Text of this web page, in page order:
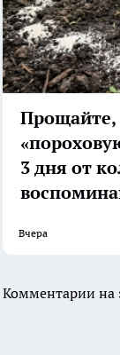
Прощайте,
3 дня от
Вчера
Комментарии на